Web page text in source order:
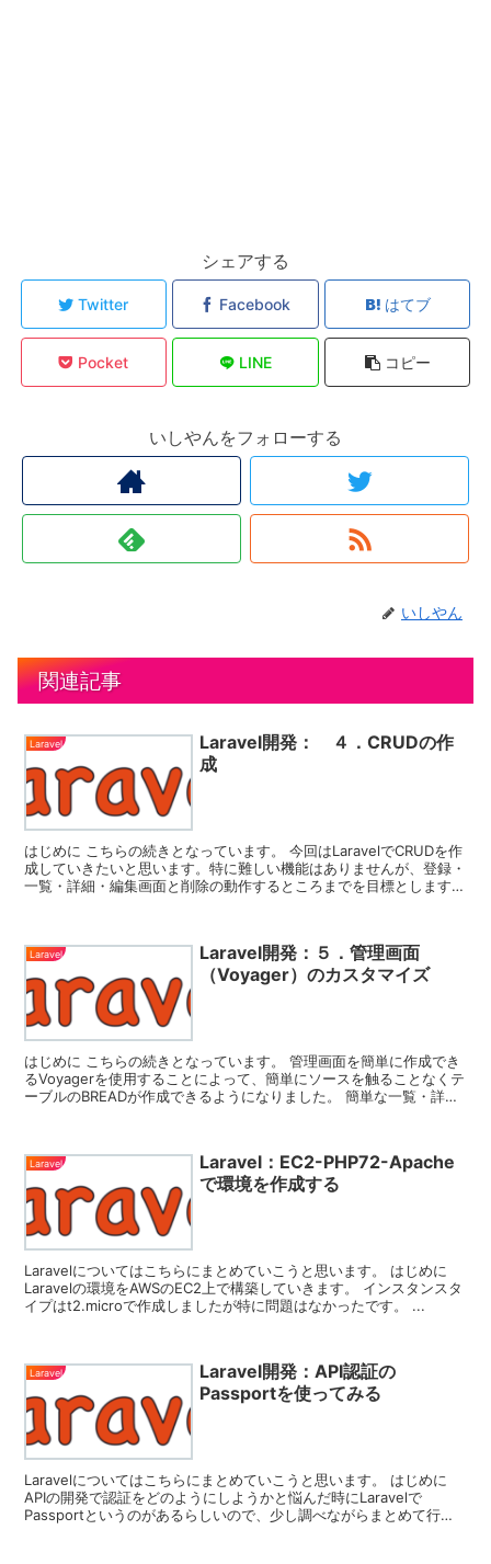
シェアする
Twitter Facebook はてブ
Pocket LINE コピー
いしやんをフォローする
いしやん
関連記事
Laravel
Laravel開発： ４．CRUDの作
成
はじめに こちらの続きとなっています。 今回はLaravelでCRUDを作
成していきたいと思います。特に難しい機能はありませんが、登録・
一覧・詳細・編集画面と削除の動作するところまでを目標とします。
Laravel
Laravel開発：５．管理画面
（Voyager）のカスタマイズ
はじめに こちらの続きとなっています。 管理画面を簡単に作成でき
るVoyagerを使用することによって、簡単にソースを触ることなくテ
ーブルのBREADが作成できるようになりました。 簡単な一覧・詳
Laravel
Laravel：EC2-PHP72-Apache
で環境を作成する
Laravelについてはこちらにまとめていこうと思います。 はじめに
Laravelの環境をAWSのEC2上で構築していきます。 インスタンスタ
イプはt2.microで作成しましたが特に問題はなかったです。 ...
Laravel
Laravel開発：API認証の
Passportを使ってみる
Laravelについてはこちらにまとめていこうと思います。 はじめに
APIの開発で認証をどのようにしようかと悩んだ時にLaravelで
Passportというのがあるらしいので、少し調べながらまとめて行き